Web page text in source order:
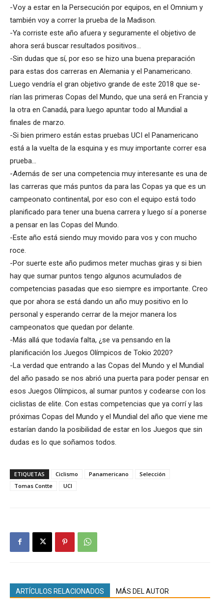
-Voy a estar en la Persecución por equipos, en el Omnium y
también voy a correr la prueba de la Madison.
-Ya corriste este año afuera y seguramente el objetivo de
ahora será buscar resultados positivos…
-Sin dudas que sí, por eso se hizo una buena preparación
para estas dos carreras en Alemania y el Panamericano.
Luego vendría el gran objetivo grande de este 2018 que se-
rían las primeras Copas del Mundo, que una será en Francia y
la otra en Canadá, para luego apuntar todo al Mundial a
finales de marzo.
-Si bien primero están estas pruebas UCI el Panamericano
está a la vuelta de la esquina y es muy importante correr esa
prueba…
-Además de ser una competencia muy interesante es una de
las carreras que más puntos da para las Copas ya que es un
campeonato continental, por eso con el equipo está todo
planificado para tener una buena carrera y luego sí a ponerse
a pensar en las Copas del Mundo.
-Este año está siendo muy movido para vos y con mucho
roce.
-Por suerte este año pudimos meter muchas giras y si bien
hay que sumar puntos tengo algunos acumulados de
competencias pasadas que eso siempre es importante. Creo
que por ahora se está dando un año muy positivo en lo
personal y esperando cerrar de la mejor manera los
campeonatos que quedan por delante.
-Más allá que todavía falta, ¿se va pensando en la
planificación los Juegos Olímpicos de Tokio 2020?
-La verdad que entrando a las Copas del Mundo y el Mundial
del año pasado se nos abrió una puerta para poder pensar en
esos Juegos Olímpicos, al sumar puntos y codearse con los
ciclistas de elite. Con estas competencias que ya corrí y las
próximas Copas del Mundo y el Mundial del año que viene me
estarían dando la posibilidad de estar en los Juegos que sin
dudas es lo que soñamos todos.
ETIQUETAS Ciclismo Panamericano
Selección
Tomas Contte
UCI
ARTÍCULOS RELACIONADOS MÁS DEL AUTOR